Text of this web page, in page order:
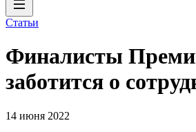
Статьи
Финалисты
заботится о
14 июня 2022